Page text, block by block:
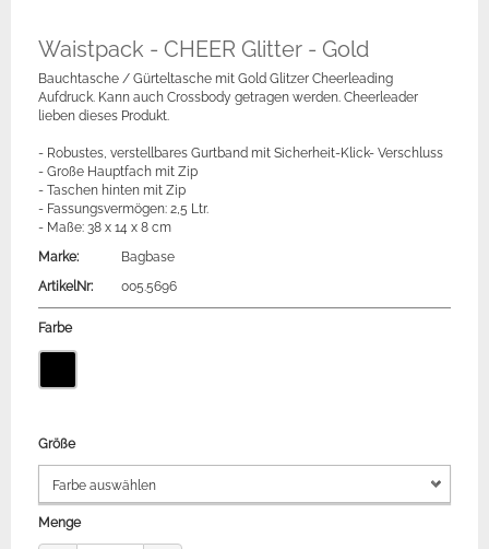
Waistpack - CHEER Glitter - Gold
Bauchtasche / Gürteltasche mit Gold Glitzer Cheerleading
Aufdruck. Kann auch Crossbody getragen werden. Cheerleader
lieben dieses Produkt.
- Robustes, verstellbares Gurtband mit Sicherheit-Klick- Verschluss
- Große Hauptfach mit Zip
- Taschen hinten mit Zip
- Fassungsvermögen: 2,5 Ltr.
- Maße: 38 x 14 x 8 cm
Marke:
Bagbase
ArtikelNr:
005.5696
Farbe
Größe
Menge